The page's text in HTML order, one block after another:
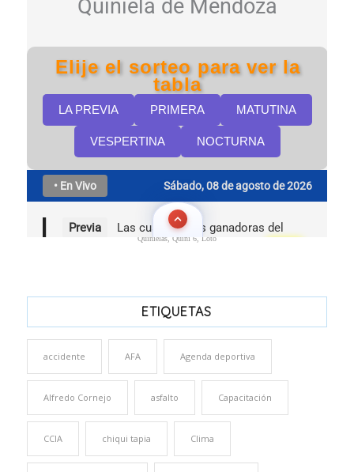
Quinielas, Quini 6, Loto
ETIQUETAS
accidente AFA Agenda deportiva
Alfredo Cornejo asfalto Capacitación
CCIA chiqui tapia Clima